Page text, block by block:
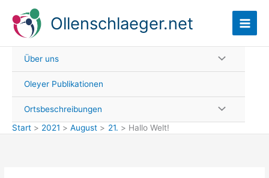
Inhalt
springen
Ollenschlaeger.net
Über uns
Oleyer Publikationen
Ortsbeschreibungen
Start
2021 August 21. Hallo Welt!